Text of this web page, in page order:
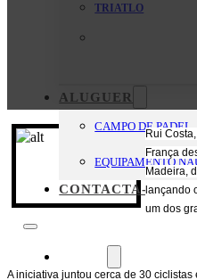
TRIATLO
ALUGUER
CAMPO DE PADEL
EQUIPAMENTO
CONTACTA-NOS
Rui
França
Madeira,
lançando
um dos
A iniciativa juntou cerca de 30